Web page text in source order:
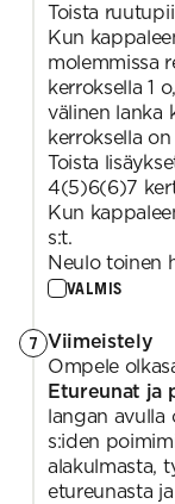
Toista
Kun
molemmissa
kerroksella 1
välinen lanka
kerroksella on
Toista
4(5)6(6)7
Kun
s:t.
Neulo toinen
VALMIS
7 Viimeistely
Ompele
Etureunat ja
langan avulla
s:iden
alakulmasta,
etureunasta